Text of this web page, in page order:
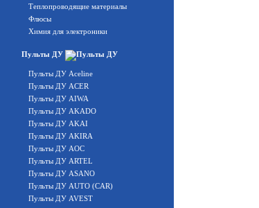
Теплопроводящие материалы
Флюсы
Химия для электроники
Пульты ДУ
Пульты ДУ Aceline
Пульты ДУ ACER
Пульты ДУ AIWA
Пульты ДУ AKADO
Пульты ДУ AKAI
Пульты ДУ AKIRA
Пульты ДУ AOC
Пульты ДУ ARTEL
Пульты ДУ ASANO
Пульты ДУ AUTO (CAR)
Пульты ДУ AVEST